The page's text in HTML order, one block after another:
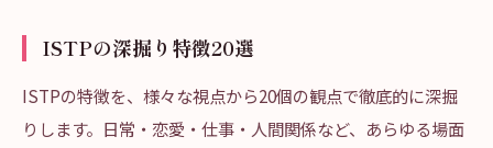
ISTPの深掘り特徴20選
ISTPの特徴を、様々な視点から20個の観点で徹底的に深掘
りします。日常・恋愛・仕事・人間関係など、あらゆる場面